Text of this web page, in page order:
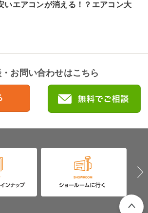
いエアコンが消える！？エアコン大
お問い合わせはこちら